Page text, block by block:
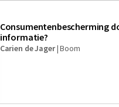
Consumentenbescherming
informatie?
Carien de Jager|Boom